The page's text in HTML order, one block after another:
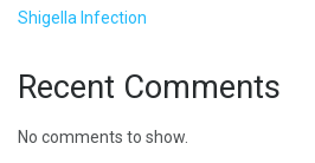
Shigella Infection
Recent Comments
No comments to show.